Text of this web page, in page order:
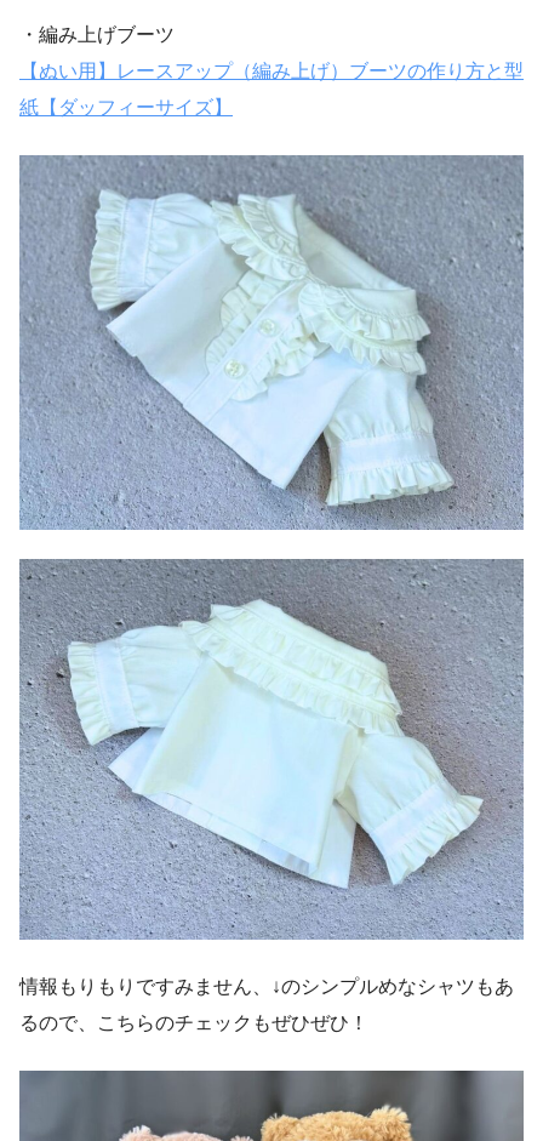
・編み上げブーツ
【ぬい用】レースアップ（編み上げ）ブーツの作り方と型
紙【ダッフィーサイズ】
情報もりもりですみません、↓のシンプルめなシャツもあ
るので、こちらのチェックもぜひぜひ！